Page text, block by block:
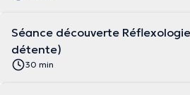
Séance découverte
détente)
30 min